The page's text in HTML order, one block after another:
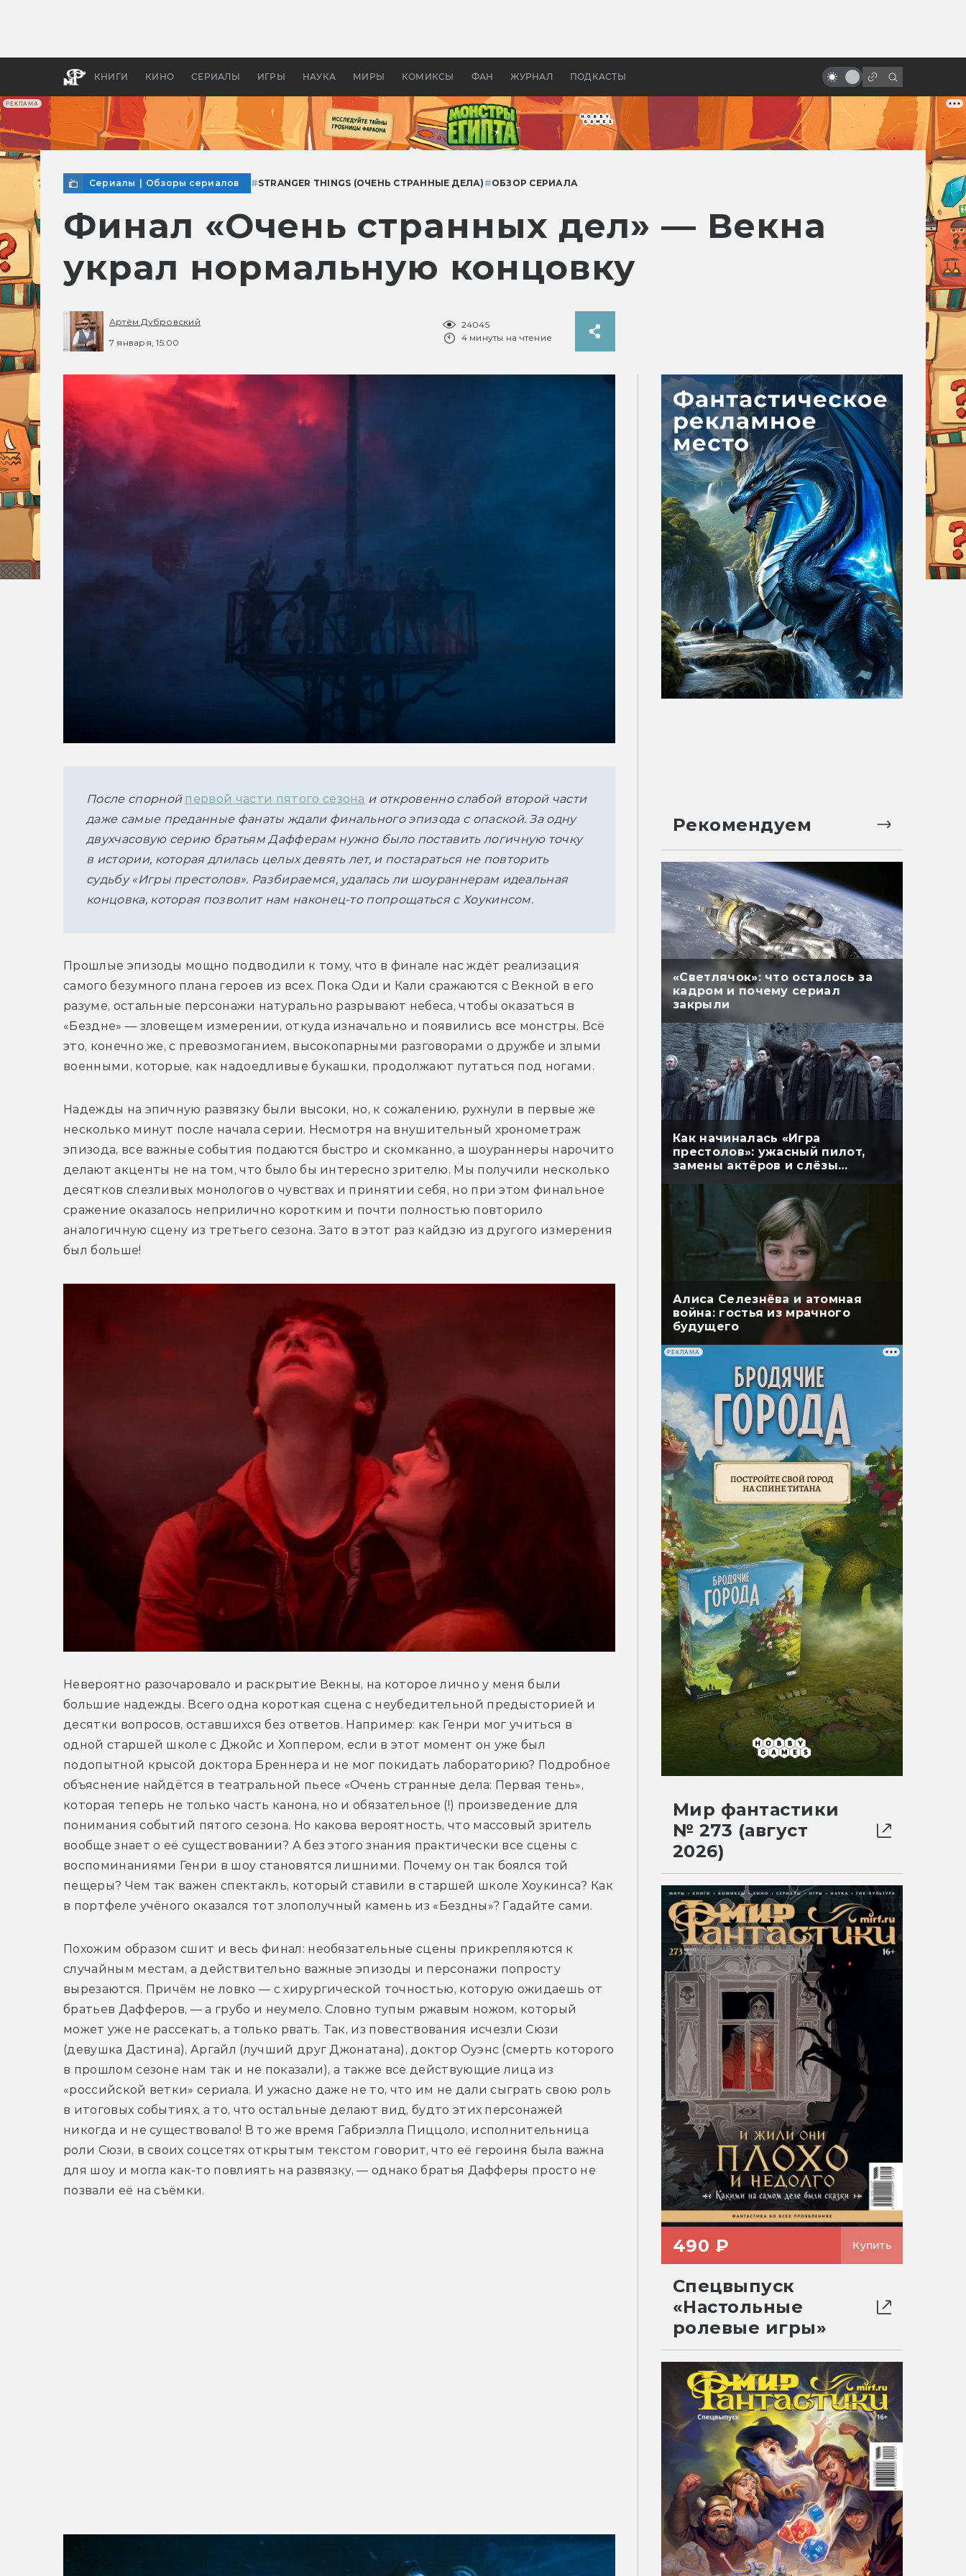
РЕКЛАМА
КНИГИ КИНО СЕРИАЛЫ ИГРЫ НАУКА МИРЫ КОМИКСЫ ФАН ЖУРНАЛ ПОДКАСТЫ
бы «Властелина колец»
Древней Грецией
что такое южная готика
Сериалы Обзоры сериалов #STRANGER THINGS (ОЧЕНЬ СТРАННЫЕ ДЕЛА) #ОБЗОР СЕРИАЛА
Финал «Очень странных дел» — Векна
украл нормальную концовку
Артём Дубровский
7 января, 15:00
24045
4 минуты на чтение
После спорной первой части пятого сезона и откровенно слабой второй части
даже самые преданные фанаты ждали финального эпизода с опаской. За одну
двухчасовую серию братьям Дафферам нужно было поставить логичную точку
в истории, которая длилась целых девять лет, и постараться не повторить
судьбу «Игры престолов». Разбираемся, удалась ли шоураннерам идеальная
концовка, которая позволит нам наконец-то попрощаться с Хоукинсом.
Прошлые эпизоды мощно подводили к тому, что в финале нас ждёт реализация
самого безумного плана героев из всех. Пока Оди и Кали сражаются с Векной в его
разуме, остальные персонажи натурально разрывают небеса, чтобы оказаться в
«Бездне» — зловещем измерении, откуда изначально и появились все монстры. Всё
это, конечно же, с превозмоганием, высокопарными разговорами о дружбе и злыми
военными, которые, как надоедливые букашки, продолжают путаться под ногами.
Надежды на эпичную развязку были высоки, но, к сожалению, рухнули в первые же
несколько минут после начала серии. Несмотря на внушительный хронометраж
эпизода, все важные события подаются быстро и скомканно, а шоураннеры нарочито
делают акценты не на том, что было бы интересно зрителю. Мы получили несколько
десятков слезливых монологов о чувствах и принятии себя, но при этом финальное
сражение оказалось неприлично коротким и почти полностью повторило
аналогичную сцену из третьего сезона. Зато в этот раз кайдзю из другого измерения
был больше!
Невероятно разочаровало и раскрытие Векны, на которое лично у меня были
большие надежды. Всего одна короткая сцена с неубедительной предысторией и
десятки вопросов, оставшихся без ответов. Например: как Генри мог учиться в
одной старшей школе с Джойс и Хоппером, если в этот момент он уже был
подопытной крысой доктора Бреннера и не мог покидать лабораторию? Подробное
объяснение найдётся в театральной пьесе «Очень странные дела: Первая тень»,
которая теперь не только часть канона, но и обязательное (!) произведение для
понимания событий пятого сезона. Но какова вероятность, что массовый зритель
вообще знает о её существовании? А без этого знания практически все сцены с
воспоминаниями Генри в шоу становятся лишними. Почему он так боялся той
пещеры? Чем так важен спектакль, который ставили в старшей школе Хоукинса? Как
в портфеле учёного оказался тот злополучный камень из «Бездны»? Гадайте сами.
Похожим образом сшит и весь финал: необязательные сцены прикрепляются к
случайным местам, а действительно важные эпизоды и персонажи попросту
вырезаются. Причём не ловко — с хирургической точностью, которую ожидаешь от
братьев Дафферов, — а грубо и неумело. Словно тупым ржавым ножом, который
может уже не рассекать, а только рвать. Так, из повествования исчезли Сюзи
(девушка Дастина), Аргайл (лучший друг Джонатана), доктор Оуэнс (смерть которого
в прошлом сезоне нам так и не показали), а также все действующие лица из
«российской ветки» сериала. И ужасно даже не то, что им не дали сыграть свою роль
в итоговых событиях, а то, что остальные делают вид, будто этих персонажей
никогда и не существовало! В то же время Габриэлла Пиццоло, исполнительница
роли Сюзи, в своих соцсетях открытым текстом говорит, что её героиня была важна
для шоу и могла как-то повлиять на развязку, — однако братья Дафферы просто не
позвали её на съёмки.
Рекомендуем
«Светлячок»: что осталось за
кадром и почему сериал
закрыли
Как начиналась «Игра
престолов»: ужасный пилот,
замены актёров и слёзы
Алиса Селезнёва и атомная
война: гостья из мрачного
будущего
РЕКЛАМА
Мир фантастики
№ 273 (август
2026)
490 ₽ Купить
Спецвыпуск
«Настольные
ролевые игры»